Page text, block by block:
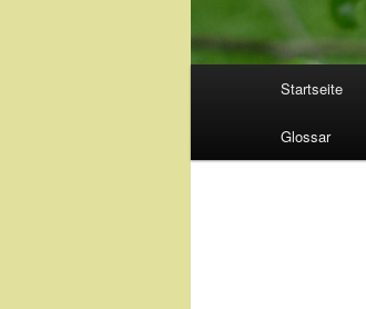
Startseite
Glossar